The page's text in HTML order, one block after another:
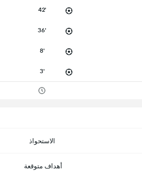
42'
36'
8'
3'
الاستحواذ
أهداف متوقعة